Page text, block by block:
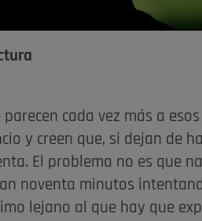
cada vez más a
y creen que, si dejan de
El problema no es que
noventa minutos
lejano al que hay que